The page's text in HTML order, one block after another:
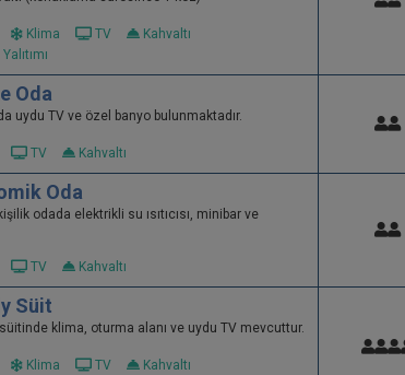
Klima TV
Kahvaltı
Oda
uydu TV ve özel banyo bulunmaktadır.
TV Kahvaltı
Oda
odada elektrikli su ısıtıcısı, minibar ve
TV Kahvaltı
Süit
klima, oturma alanı ve uydu TV mevcuttur.
Klima TV
Kahvaltı